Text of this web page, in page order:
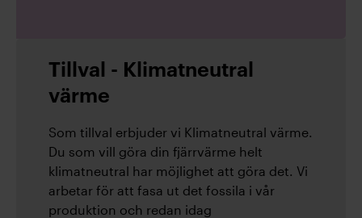
Tillval - Klimatneutral
värme
Som tillval erbjuder vi Klimatneutral värme.
Du som vill göra din fjärrvärme helt
klimatneutral har möjlighet att göra det. Vi
arbetar för att fasa ut det fossila i vår
produktion och redan idag